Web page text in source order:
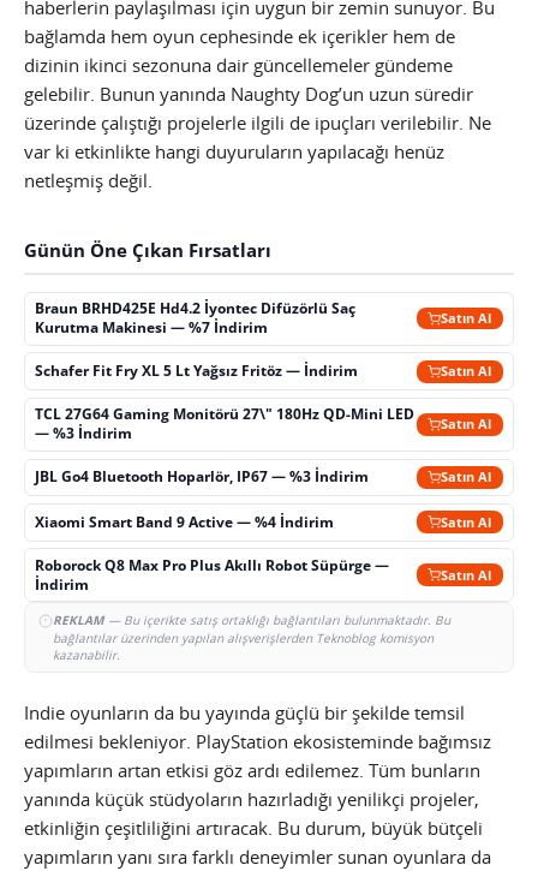
haberlerin paylaşılması için uygun bir zemin sunuyor. Bu
bağlamda hem oyun cephesinde ek içerikler hem de
dizinin ikinci sezonuna dair güncellemeler gündeme
gelebilir. Bunun yanında Naughty Dog’un uzun süredir
üzerinde çalıştığı projelerle ilgili de ipuçları verilebilir. Ne
var ki etkinlikte hangi duyuruların yapılacağı henüz
netleşmiş değil.
Günün Öne Çıkan Fırsatları
Braun BRHD425E Hd4.2 İyontec Difüzörlü Saç
Kurutma Makinesi — %7 İndirim
Satın Al
Schafer Fit Fry XL 5 Lt Yağsız Fritöz — İndirim Satın Al
TCL 27G64 Gaming Monitörü 27\" 180Hz QD-Mini LED
— %3 İndirim
Satın Al
JBL Go4 Bluetooth Hoparlör, IP67 — %3 İndirim Satın Al
Xiaomi Smart Band 9 Active — %4 İndirim Satın Al
Roborock Q8 Max Pro Plus Akıllı Robot Süpürge —
İndirim
Satın Al
REKLAM— Bu içerikte satış ortaklığı bağlantıları bulunmaktadır. Bu
bağlantılar üzerinden yapılan alışverişlerden Teknoblog komisyon
kazanabilir.
Indie oyunların da bu yayında güçlü bir şekilde temsil
edilmesi bekleniyor. PlayStation ekosisteminde bağımsız
yapımların artan etkisi göz ardı edilemez. Tüm bunların
yanında küçük stüdyoların hazırladığı yenilikçi projeler,
etkinliğin çeşitliliğini artıracak. Bu durum, büyük bütçeli
yapımların yanı sıra farklı deneyimler sunan oyunlara da